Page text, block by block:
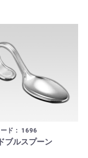
ド： 1696
ブルスプーン